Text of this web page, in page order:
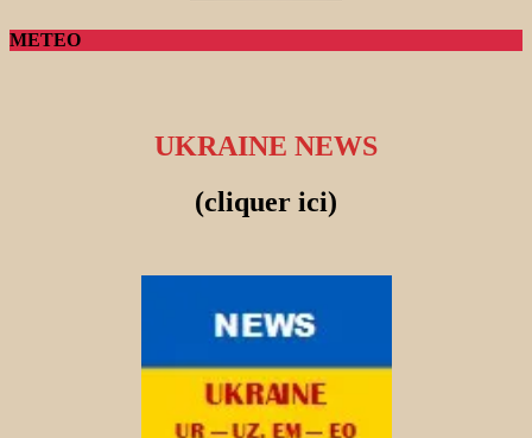
METEO
UKRAINE NEWS
(cliquer ici)